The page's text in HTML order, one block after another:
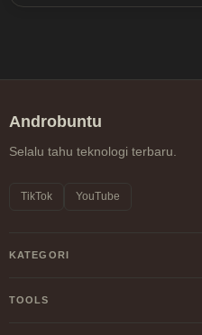
Androbuntu
Selalu tahu teknologi terbaru.
TikTok YouTube
KATEGORI
Android
TOOLS